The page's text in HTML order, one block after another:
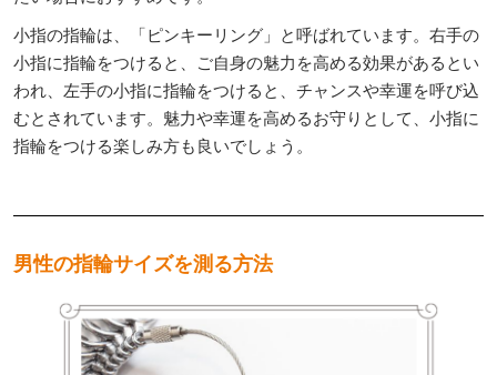
小指の指輪は、「ピンキーリング」と呼ばれています。右手の
小指に指輪をつけると、ご自身の魅力を高める効果があるとい
われ、左手の小指に指輪をつけると、チャンスや幸運を呼び込
むとされています。魅力や幸運を高めるお守りとして、小指に
指輪をつける楽しみ方も良いでしょう。
男性の指輪サイズを測る方法